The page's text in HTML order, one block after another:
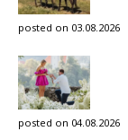
posted on 03.08.2026
posted on 04.08.2026